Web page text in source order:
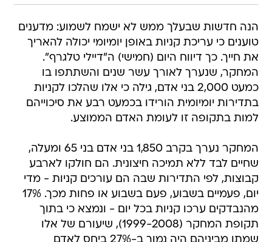
הנה חדשות שבעלך ממש לא ישמח לשמוע: מדענים
טוענים כי עריכת קניות באופן יומיומי יכולה להאריך
את חייך. כך דיווח היום (חמישי) ה"דיילי טלגרף".
המחקר, שנערך לאורך עשר שנים והשתתפו בו
כמעט 2,000 בני אדם, גילה כי אלו שהלכו לקניות
בתדירות יומיומית הורידו בכמעט רבע את סיכוייהם
למות בתקופה זו לעומת האדם הממוצע.
המחקר נערך בקרב 1,850 בני אדם בני 65 ומעלה,
שחיים לבד ללא תמיכה חיצונית. הם חולקו לארבע
קבוצות, לפי התדירות שבה הם עורכים קניות - מדי
יום, פעמיים בשבוע, פעם בשבוע או פחות מכך. 17%
מהנבדקים ערכו קניות בכל יום - ונמצא כי בתוך
תקופת המחקר (1999-2008), שיעורם של אלו